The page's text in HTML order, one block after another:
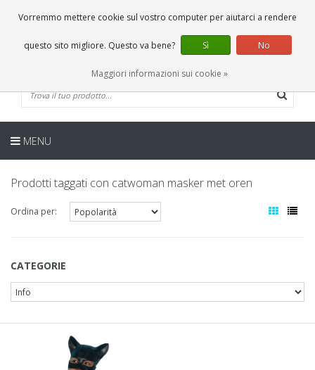
0 Articoli
IT
MENU
Prodotti taggati con catwoman masker met oren
Ordina per:
CATEGORIE
Vorremmo mettere cookie sul vostro computer per aiutarci a rendere
questo sito migliore. Questo va bene? Sì No
Maggiori informazioni sui cookie »